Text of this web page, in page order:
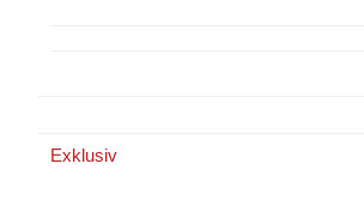
Exklusiv